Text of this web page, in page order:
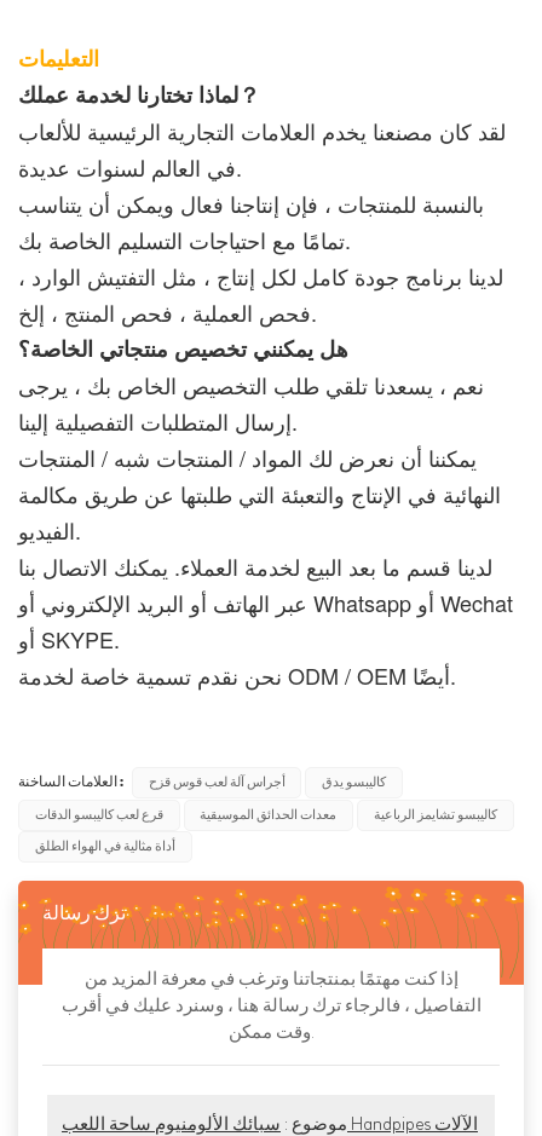
التعليمات
لماذا تختارنا لخدمة عملك？
لقد كان مصنعنا يخدم العلامات التجارية الرئيسية للألعاب
في العالم لسنوات عديدة.
بالنسبة للمنتجات ، فإن إنتاجنا فعال ويمكن أن يتناسب
تمامًا مع احتياجات التسليم الخاصة بك.
لدينا برنامج جودة كامل لكل إنتاج ، مثل التفتيش الوارد ،
فحص العملية ، فحص المنتج ، إلخ.
هل يمكنني تخصيص منتجاتي الخاصة؟
نعم ، يسعدنا تلقي طلب التخصيص الخاص بك ، يرجى
إرسال المتطلبات التفصيلية إلينا.
يمكننا أن نعرض لك المواد / المنتجات شبه / المنتجات
النهائية في الإنتاج والتعبئة التي طلبتها عن طريق مكالمة
الفيديو.
لدينا قسم ما بعد البيع لخدمة العملاء. يمكنك الاتصال بنا
عبر الهاتف أو البريد الإلكتروني أو Whatsapp أو Wechat
أو SKYPE.
نحن نقدم تسمية خاصة لخدمة ODM / OEM أيضًا.
العلامات الساخنة : أجراس آلة لعب قوس قزح كاليبسو يدق
قرع لعب كاليبسو الدقات معدات الحدائق الموسيقية
كاليبسو تشايمز الرباعية
أداة مثالية في الهواء الطلق
ترك رسالة
إذا كنت مهتمًا بمنتجاتنا وترغب في معرفة المزيد من
التفاصيل ، فالرجاء ترك رسالة هنا ، وسنرد عليك في أقرب
وقت ممكن.
موضوع : سبائك الألومنيوم ساحة اللعب Handpipes الآلات